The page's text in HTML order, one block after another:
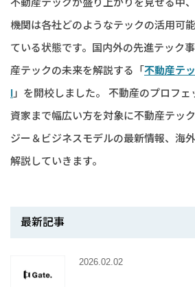
不動産テックが盛り上がりを見せる中
機関は各社どのようなテックの活用可
ている状態です。国内外の先進テック
産テックの未来を解説する「不動産テ
l 」を開校しました。 不動産のプロフ
資家まで幅広い方を対象に不動産テッ
ジー＆ビジネスモデルの最新情報、海
解説していきます。
最新記事
2026.02.02